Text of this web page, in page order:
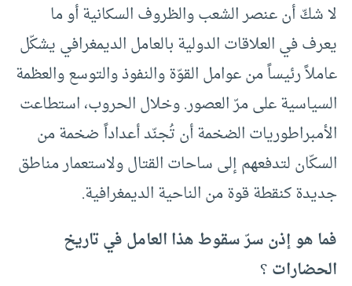
لا شكّ أن عنصر الشعب والظروف السكانية أو ما
يعرف في العلاقات الدولية بالعامل الديمغرافي يشكّل
عاملاً رئيساً من عوامل القوّة والنفوذ والتوسع والعظمة
السياسية على مرّ العصور. وخلال الحروب، استطاعت
الأمبراطوريات الضخمة أن تُجنّد أعداداً ضخمة من
السكّان لتدفعهم إلى ساحات القتال ولاستعمار مناطق
جديدة كنقطة قوة من الناحية الديمغرافية.
فما هو إذن سرّ سقوط هذا العامل في تاريخ
الحضارات؟